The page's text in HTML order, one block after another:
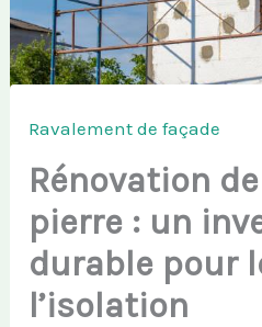
Ravalement de façade
Rénovation
pierre : un
durable pour
l’isolation